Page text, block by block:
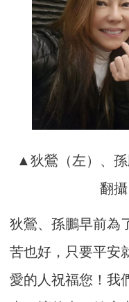
▲狄鶯（左）、
翻攝
狄鶯、孫鵬早前為
苦也好，只要平安
愛的人祝福您！我